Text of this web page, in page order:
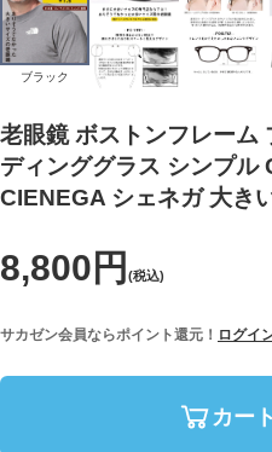
老眼鏡 ボストンフレーム
ディンググラス シンプル
CIENEGA シェネガ 大き
8,800円 (税込)
サカゼン会員ならポイント還元！ ログイ
カー
ブラック